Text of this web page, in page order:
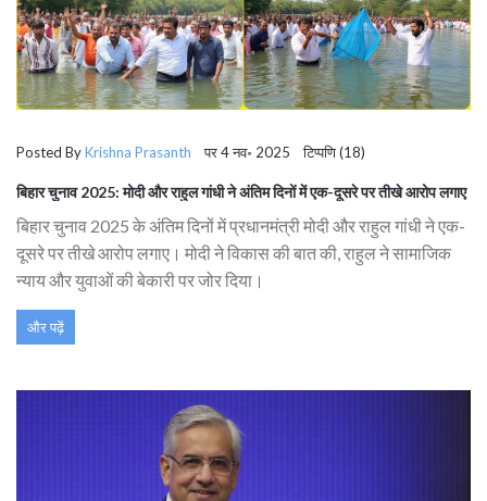
Posted ByKrishna Prasanth पर 4 नव॰ 2025 टिप्पणि (18)
बिहार चुनाव 2025: मोदी और राहुल गांधी ने अंतिम दिनों में एक-दूसरे पर तीखे आरोप लगाए
बिहार चुनाव 2025 के अंतिम दिनों में प्रधानमंत्री मोदी और राहुल गांधी ने एक-
दूसरे पर तीखे आरोप लगाए। मोदी ने विकास की बात की, राहुल ने सामाजिक
न्याय और युवाओं की बेकारी पर जोर दिया।
और पढ़ें